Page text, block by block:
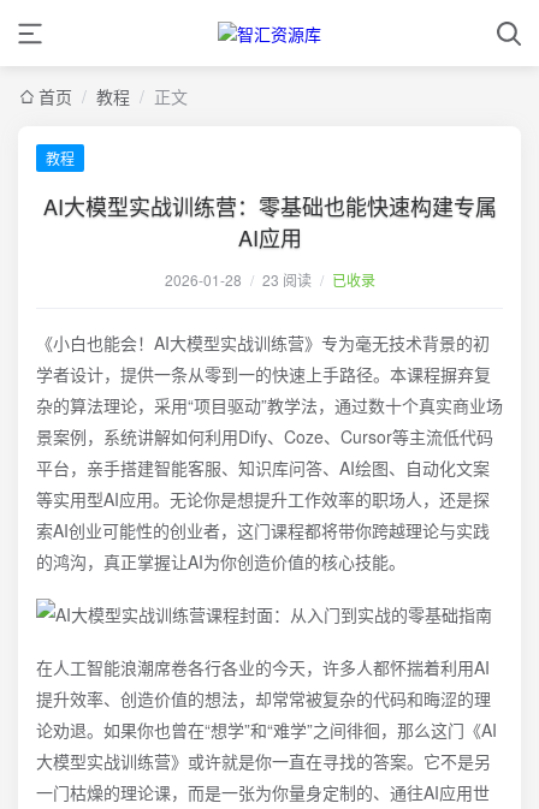
首页 / 教程 / 正文
教程
AI大模型实战训练营：零基础也能快速构建专属
AI应用
2026-01-28 / 23 阅读 / 已收录
《小白也能会！AI大模型实战训练营》专为毫无技术背景的初
学者设计，提供一条从零到一的快速上手路径。本课程摒弃复
杂的算法理论，采用“项目驱动”教学法，通过数十个真实商业场
景案例，系统讲解如何利用Dify、Coze、Cursor等主流低代码
平台，亲手搭建智能客服、知识库问答、AI绘图、自动化文案
等实用型AI应用。无论你是想提升工作效率的职场人，还是探
索AI创业可能性的创业者，这门课程都将带你跨越理论与实践
的鸿沟，真正掌握让AI为你创造价值的核心技能。
在人工智能浪潮席卷各行各业的今天，许多人都怀揣着利用AI
提升效率、创造价值的想法，却常常被复杂的代码和晦涩的理
论劝退。如果你也曾在“想学”和“难学”之间徘徊，那么这门《AI
大模型实战训练营》或许就是你一直在寻找的答案。它不是另
一门枯燥的理论课，而是一张为你量身定制的、通往AI应用世